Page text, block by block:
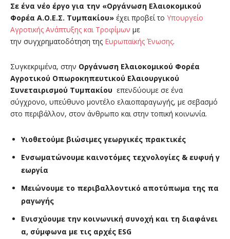
Σε ένα νέο έργο για την «Οργάνωση Ελαιοκομικού
Φορέα Α.Ο.Ε.Σ. Τυμπακίου» έχει προβεί το Υπουργείο
Αγροτικής Ανάπτυξης και Τροφίμων με
την συγχρηματοδότηση της Ευρωπαϊκής Ένωσης.
Συγκεκριμένα, στην Οργάνωση Ελαιοκομικού Φορέα
Αγροτικού Οπωροκηπευτικού Ελαιουργικού
Συνεταιρισμού Τυμπακίου επενδύουμε σε ένα
σύγχρονο, υπεύθυνο μοντέλο ελαιοπαραγωγής, με σεβασμό
στο περιβάλλον, στον άνθρωπο και στην τοπική κοινωνία.
Υιοθετούμε βιώσιμες γεωργικές πρακτικές
Ενσωματώνουμε καινοτόμες τεχνολογίες & ευφυή γ
εωργία
Μειώνουμε το περιβαλλοντικό αποτύπωμα της πα
ραγωγής
Ενισχύουμε την κοινωνική συνοχή και τη διαφάνει
α, σύμφωνα με τις αρχές ESG